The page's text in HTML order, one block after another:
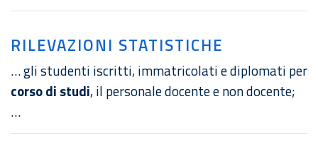
RILEVAZIONI STATISTICHE
… gli studenti iscritti, immatricolati e diplomati per
corso di studi, il personale docente e non docente;
…